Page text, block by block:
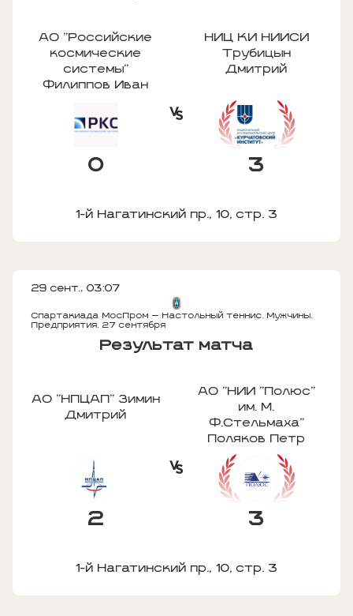
АО "Российские
космические
системы"
Филиппов Иван
0
НИЦ КИ НИИСИ
Трубицын
Дмитрий
3
1-й Нагатинский пр., 10, стр. 3
29 сент., 03:07
Спартакиада МосПром — Настольный теннис. Мужчины.
Предприятия. 27 сентября
Результат матча
АО "НПЦАП" Зимин
Дмитрий
2
АО "НИИ "Полюс"
им. М.
Ф.Стельмаха"
Поляков Петр
3
1-й Нагатинский пр., 10, стр. 3